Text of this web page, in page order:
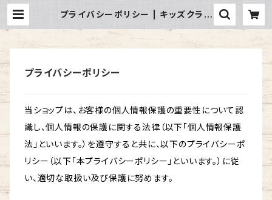
プライバシーポリシー | キッズクラフ
プライバシーポリシー
当ショップは、お客様の個人情報保護の重要性について認
識し、個人情報の保護に関する法律（以下「個人情報保護
法」といいます。）を遵守すると共に、以下のプライバシーポ
リシー（以下「本プライバシーポリシー」といいます。）に従
い、適切な取扱い及び保護に努めます。